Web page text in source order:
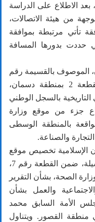
عن 12 متر بدلاً من 20 متراً، بعد الاطلاع على الدراسة
من هيئة الاتصالات،
تأتي مرتبطة بموافقة
حددت بدورها المسافة
الموصوف بالقسيمة رقم
15 من المخطط السياحي الكائن بقطعة 2 بمنطقة دسمان،
التاريخية بالسجل الوطني
جزء من موقع وزارة
بالمنطقة الوسطى
والصناعة.
الإسلامية تخصيص موقع
مسجد ومواقف سيارات بمنطقة المسيلة، ضمن القطعة رقم 7،
الصحة، بشأن التقرير
والعمل بشأن
الأمة السابق محمد
القصور. ويتناول